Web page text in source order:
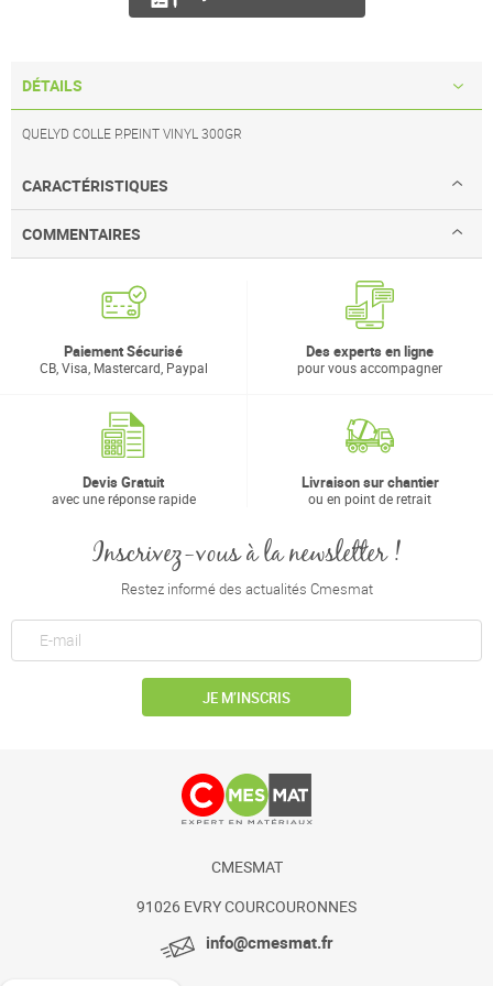
DÉTAILS
QUELYD COLLE P.PEINT VINYL 300GR
CARACTÉRISTIQUES
COMMENTAIRES
Paiement Sécurisé
CB, Visa, Mastercard, Paypal
Des experts en ligne
pour vous accompagner
Devis Gratuit
avec une réponse rapide
Livraison sur chantier
ou en point de retrait
Inscrivez-vous à la newsletter !
Restez informé des actualités Cmesmat
JE M’INSCRIS
CMESMAT
91026 EVRY COURCOURONNES
info@cmesmat.fr